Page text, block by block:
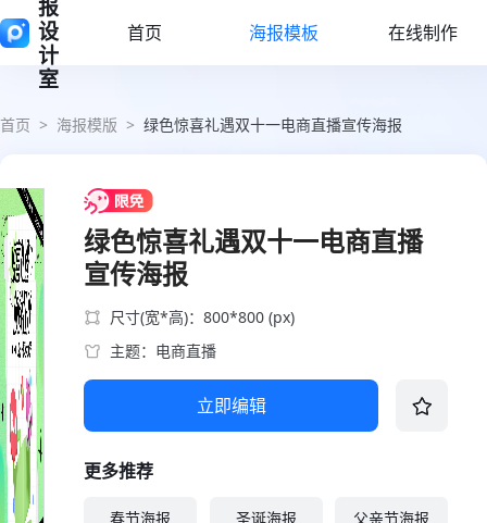
报
设
计
室
首页 海报模板 在线制作
首页 > 海报模版 > 绿色惊喜礼遇双十一电商直播宣传海报
绿色惊喜礼遇双十一电商直播
宣传海报
尺寸(宽*高)：800*800 (px)
主题：电商直播
立即编辑
更多推荐
春节海报 圣诞海报 父亲节海报